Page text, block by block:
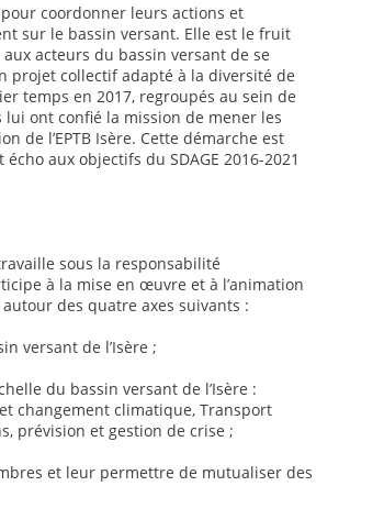
coordonner leurs actions et
sur le bassin versant. Elle est le fruit
acteurs du bassin versant de se
projet collectif adapté à la diversité de
temps en 2017, regroupés au sein de
lui ont confié la mission de mener les
de l’EPTB Isère. Cette démarche est
écho aux objectifs du SDAGE 2016-2021
sous la responsabilité
à la mise en œuvre et à l’animation
autour des quatre axes suivants :
versant de l’Isère ;
du bassin versant de l’Isère :
changement climatique, Transport
prévision et gestion de crise ;
et leur permettre de mutualiser des